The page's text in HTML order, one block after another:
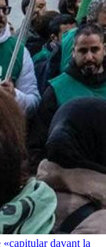
davant la